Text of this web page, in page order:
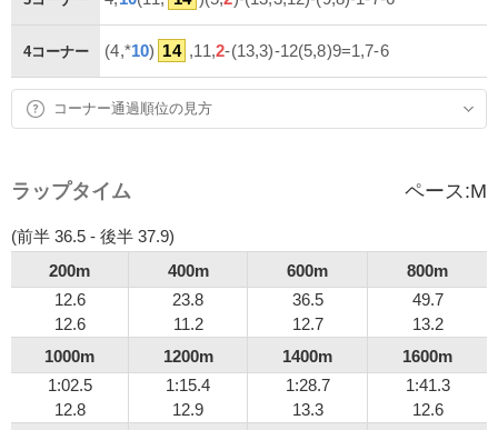
4コーナー (4,*10) 14 ,11,2-(13,3)-12(5,8)9=1,7-6
コーナー通過順位の見方
ラップタイム ペース:M
(前半 36.5 - 後半 37.9)
200m
400m 600m
800m
12.6
12.6
23.8
11.2
36.5
12.7
49.7
13.2
1000m
1200m 1400m
1600m
1:02.5
12.8
1:15.4
12.9
1:28.7
13.3
1:41.3
12.6